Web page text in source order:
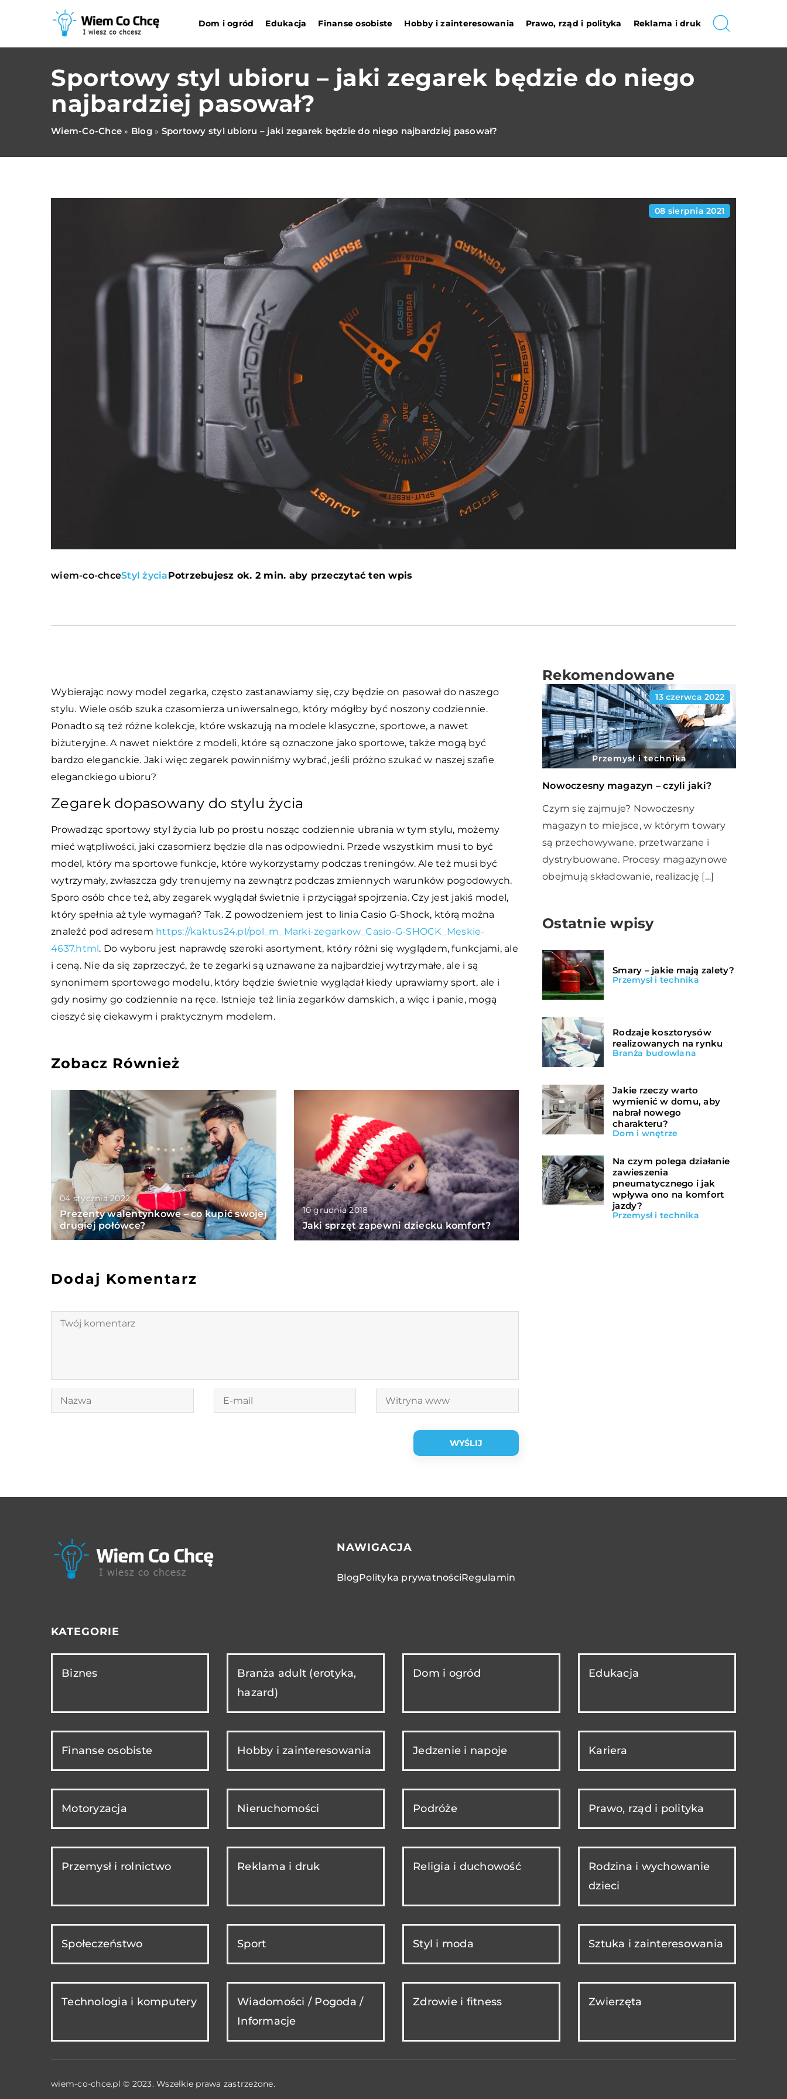
Dom i ogród Edukacja Finanse osobiste Hobby i zainteresowania Prawo, rząd i polityka Reklama i druk
Sportowy styl ubioru – jaki zegarek będzie do niego
najbardziej pasował?
Wiem-Co-Chce » Blog» Sportowy styl ubioru – jaki zegarek będzie do niego najbardziej pasował?
08 sierpnia 2021
wiem-co-chceStyl życiaPotrzebujesz ok. 2 min. aby przeczytać ten wpis
Wybierając nowy model zegarka, często zastanawiamy się, czy będzie on pasował do naszego
stylu. Wiele osób szuka czasomierza uniwersalnego, który mógłby być noszony codziennie.
Ponadto są też różne kolekcje, które wskazują na modele klasyczne, sportowe, a nawet
biżuteryjne. A nawet niektóre z modeli, które są oznaczone jako sportowe, także mogą być
bardzo eleganckie. Jaki więc zegarek powinniśmy wybrać, jeśli próżno szukać w naszej szafie
eleganckiego ubioru?
Zegarek dopasowany do stylu życia
Prowadząc sportowy styl życia lub po prostu nosząc codziennie ubrania w tym stylu, możemy
mieć wątpliwości, jaki czasomierz będzie dla nas odpowiedni. Przede wszystkim musi to być
model, który ma sportowe funkcje, które wykorzystamy podczas treningów. Ale też musi być
wytrzymały, zwłaszcza gdy trenujemy na zewnątrz podczas zmiennych warunków pogodowych.
Sporo osób chce też, aby zegarek wyglądał świetnie i przyciągał spojrzenia. Czy jest jakiś model,
który spełnia aż tyle wymagań? Tak. Z powodzeniem jest to linia Casio G-Shock, którą można
znaleźć pod adresem https://kaktus24.pl/pol_m_Marki-zegarkow_Casio-G-SHOCK_Meskie-
4637.html. Do wyboru jest naprawdę szeroki asortyment, który różni się wyglądem, funkcjami, ale
i ceną. Nie da się zaprzeczyć, że te zegarki są uznawane za najbardziej wytrzymałe, ale i są
synonimem sportowego modelu, który będzie świetnie wyglądał kiedy uprawiamy sport, ale i
gdy nosimy go codziennie na ręce. Istnieje też linia zegarków damskich, a więc i panie, mogą
cieszyć się ciekawym i praktycznym modelem.
Zobacz Również
04 stycznia 2022
Prezenty walentynkowe – co kupić swojej
drugiej połówce?
10 grudnia 2018
Jaki sprzęt zapewni dziecku komfort?
Dodaj Komentarz
Rekomendowane
13 czerwca 2022
Przemysł i technika
Nowoczesny magazyn – czyli jaki?
Czym się zajmuje? Nowoczesny
magazyn to miejsce, w którym towary
są przechowywane, przetwarzane i
dystrybuowane. Procesy magazynowe
obejmują składowanie, realizację […]
Ostatnie wpisy
Smary – jakie mają zalety?
Przemysł i technika
Rodzaje kosztorysów
realizowanych na rynku
Branża budowlana
Jakie rzeczy warto
wymienić w domu, aby
nabrał nowego
charakteru?
Dom i wnętrze
Na czym polega działanie
zawieszenia
pneumatycznego i jak
wpływa ono na komfort
jazdy?
Przemysł i technika
NAWIGACJA
BlogPolityka prywatnościRegulamin
KATEGORIE
Biznes
Branża adult (erotyka,
hazard)
Dom i ogród Edukacja
Finanse osobiste Hobby i zainteresowania Jedzenie i napoje Kariera
Motoryzacja Nieruchomości Podróże Prawo, rząd i polityka
Przemysł i rolnictwo Reklama i druk Religia i duchowość
Rodzina i wychowanie
dzieci
Społeczeństwo Sport Styl i moda Sztuka i zainteresowania
Technologia i komputery
Wiadomości / Pogoda /
Informacje
Zdrowie i fitness Zwierzęta
wiem-co-chce.pl © 2023. Wszelkie prawa zastrzeżone.